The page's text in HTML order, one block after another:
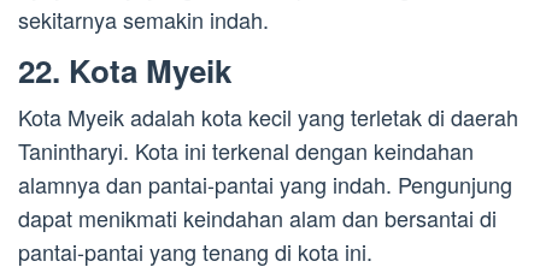
sekitarnya semakin indah.
22. Kota Myeik
Kota Myeik adalah kota kecil yang terletak di daerah
Tanintharyi. Kota ini terkenal dengan keindahan
alamnya dan pantai-pantai yang indah. Pengunjung
dapat menikmati keindahan alam dan bersantai di
pantai-pantai yang tenang di kota ini.